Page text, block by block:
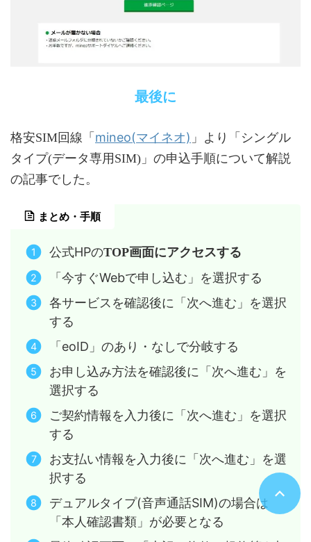
最後に
格安SIM回線「 mineo(マイネオ) 」より「シングル
タイプ(データ専用SIM)」の申込手順について解説
の記事でした。
まとめ・手順
公式HPのTOP画面にアクセスする
「今すぐWebで申し込む」を選択する
各サービスを確認後に「次へ進む」を選択
する
「eoID」のあり・なしで分岐する
お申し込み方法を確認後に「次へ進む」を
選択する
ご契約情報を入力後に「次へ進む」を選択
する
お支払い情報を入力後に「次へ進む」を選
択する
デュアルタイプ(音声通話SIM)の場合は
「本人確認書類」が必要となる